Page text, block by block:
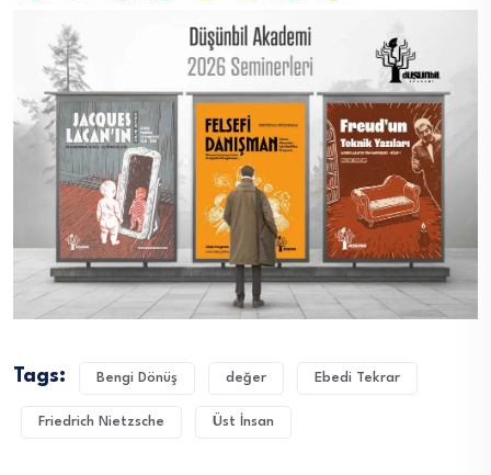
Tags: Bengi Dönüş değer Ebedi Tekrar
Friedrich Nietzsche Üst İnsan